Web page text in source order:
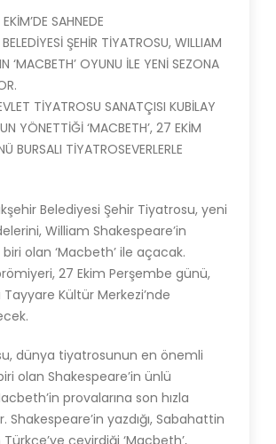
SAHNEDE
ŞEHİR TİYATROSU, WILLIAM
‘MACBETH’ OYUNU İLE YENİ SEZONA
TİYATROSU SANATÇISI KUBİLAY
YÖNETTİĞİ ‘MACBETH’, 27 EKİM
BURSALI TİYATROSEVERLERLE
Belediyesi Şehir Tiyatrosu, yeni
William Shakespeare’in
olan ‘Macbeth’ ile açacak.
27 Ekim Perşembe günü,
Tayyare Kültür Merkezi’nde
dünya tiyatrosunun en önemli
olan Shakespeare’in ünlü
provalarına son hızla
yazdığı, Sabahattin